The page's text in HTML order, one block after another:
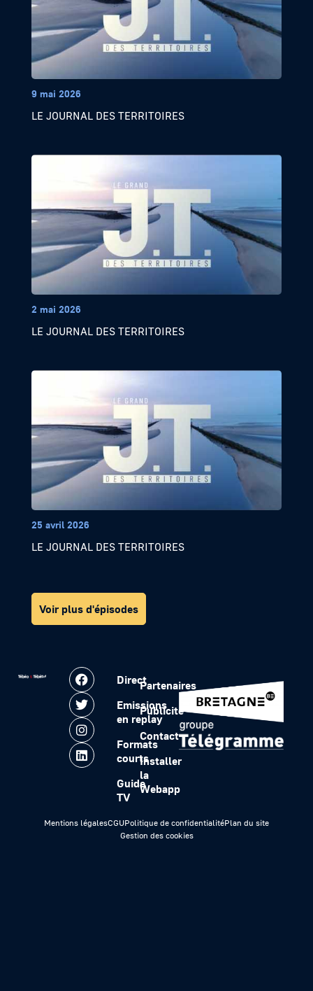
9 mai 2026
LE JOURNAL DES TERRITOIRES
2 mai 2026
LE JOURNAL DES TERRITOIRES
25 avril 2026
LE JOURNAL DES TERRITOIRES
Voir plus d'épisodes
Direct
Emissions
en replay
Formats
courts
Guide
TV
Partenaires
Publicité
Contact
Installer
la
Webapp
Mentions légalesCGUPolitique de confidentialitéPlan du site
Gestion des cookies